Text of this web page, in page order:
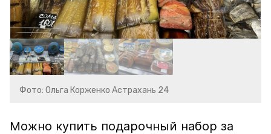
Фото: Ольга Корженко Астрахань 24
Можно купить подарочный набор за